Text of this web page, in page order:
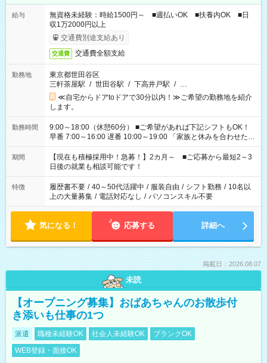
給与
無資格未経験：時給1500円～ ■週払いOK ■扶養内OK ■日
収1万2000円以上
交通費別途支給あり
交通費 交通費全額支給
勤務地
東京都世田谷区
三軒茶屋駅 / 世田谷駅 / 下高井戸駅 / …
≪自宅からドアtoドアで30分以内！≫ご希望の勤務地を紹介
します。
勤務時間
9:00～18:00（休憩60分） ■ご希望があれば下記シフトもOK！
早番 7:00～16:00 遅番 10:00～19:00 「家族と休みを合わせた
い」 「余裕を持って夕飯の準備がしたい」 「できれば残業はし
たくない」 など、ご希望を教えてくださいね。 ※Wワーク希望
の方へ 今ご覧のお仕事で希望する勤務時間と、もう1つのお仕事
の勤務時間。 合計で週40時間を超える場合は応募できません。
期間
【現在も積極採用中！急募！】2カ月～ ■ご応募から最短2～3
日後の就業も相談可能です！
特徴 履歴書不要 / 40～50代活躍中 / 服装自由 / シフト勤務 / 10名以
上の大量募集 / 電話対応なし / パソコンスキル不要
気になる！ 応募する 詳細へ
掲載日：2026.08.07
未読
【オープニング募集】おばあちゃんのお散歩付
き添いも仕事の1つ
派遣 職種未経験OK 社会人未経験OK
ブランクOK
WEB登録・面接OK